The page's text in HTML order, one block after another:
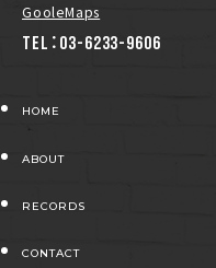
GooleMaps
TEL：03-6233-9606
HOME
ABOUT
RECORDS
CONTACT